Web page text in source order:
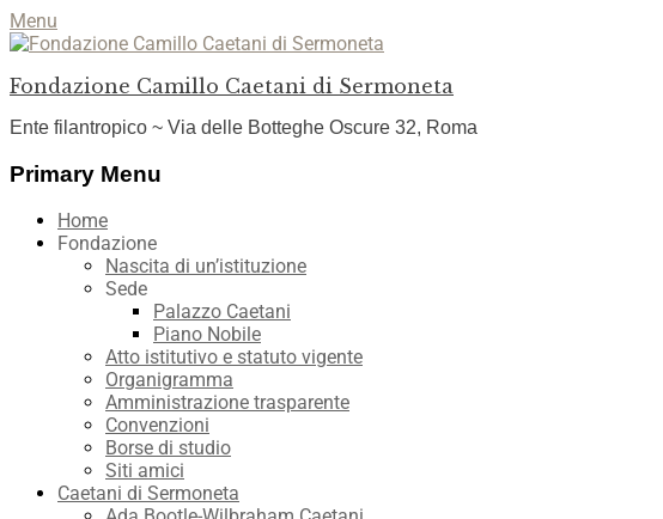
Menu
Fondazione Camillo Caetani di Sermoneta
Ente filantropico ~ Via delle Botteghe Oscure 32, Roma
Facebook
YouTube
Instagram
Primary Menu
Skip
Home
Fondazione
Nascita di un’istituzione
Sede
Palazzo Caetani
Piano Nobile
Atto istitutivo e statuto vigente
Organigramma
Amministrazione trasparente
Convenzioni
Borse di studio
Siti amici
Caetani di Sermoneta